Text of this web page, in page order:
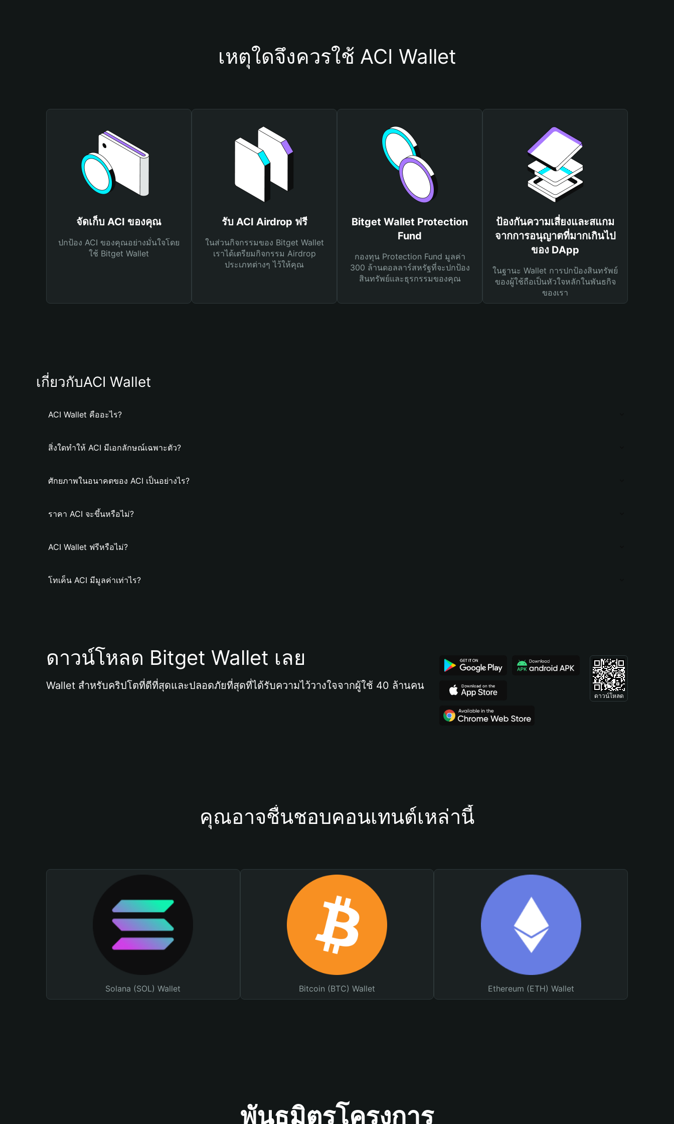
เหตุใดจึงควรใช้ ACI Wallet
จัดเก็บ ACI ของคุณ
ปกป้อง ACI ของคุณอย่างมั่นใจโดย
ใช้ Bitget Wallet
รับ ACI Airdrop ฟรี
ในส่วนกิจกรรมของ Bitget Wallet
เราได้เตรียมกิจกรรม Airdrop
ประเภทต่างๆ ไว้ให้คุณ
Bitget Wallet Protection
Fund
กองทุน Protection Fund มูลค่า
300 ล้านดอลลาร์สหรัฐที่จะปกป้อง
สินทรัพย์และธุรกรรมของคุณ
ป้องกันความเสี่ยงและสแกม
จากการอนุญาตที่มากเกินไป
ของ DApp
ในฐานะ Wallet การปกป้องสินทรัพย์
ของผู้ใช้ถือเป็นหัวใจหลักในพันธกิจ
ของเรา
เกี่ยวกับACI Wallet
ACI Wallet คืออะไร?
สิ่งใดทำให้ ACI มีเอกลักษณ์เฉพาะตัว?
ศักยภาพในอนาคตของ ACI เป็นอย่างไร?
ราคา ACI จะขึ้นหรือไม่?
ACI Wallet ฟรีหรือไม่?
โทเค็น ACI มีมูลค่าเท่าไร?
ดาวน์โหลด Bitget Wallet เลย
Wallet สำหรับคริปโตที่ดีที่สุดและปลอดภัยที่สุดที่ได้รับความไว้วางใจจากผู้ใช้ 40 ล้านคน
ดาวน์โหลด
คุณอาจชื่นชอบคอนเทนต์เหล่านี้
Solana (SOL) Wallet Bitcoin (BTC) Wallet Ethereum (ETH) Wallet
พันธมิตรโครงการ